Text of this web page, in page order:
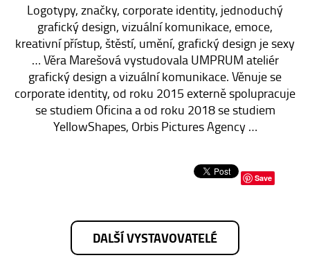
Logotypy, značky, corporate identity, jednoduchý
grafický design, vizuální komunikace, emoce,
kreativní přístup, štěstí, umění, grafický design je sexy
… Věra Marešová vystudovala UMPRUM ateliér
grafický design a vizuální komunikace. Věnuje se
corporate identity, od roku 2015 externě spolupracuje
se studiem Oficina a od roku 2018 se studiem
YellowShapes, Orbis Pictures Agency …
Save
DALŠÍ VYSTAVOVATELÉ